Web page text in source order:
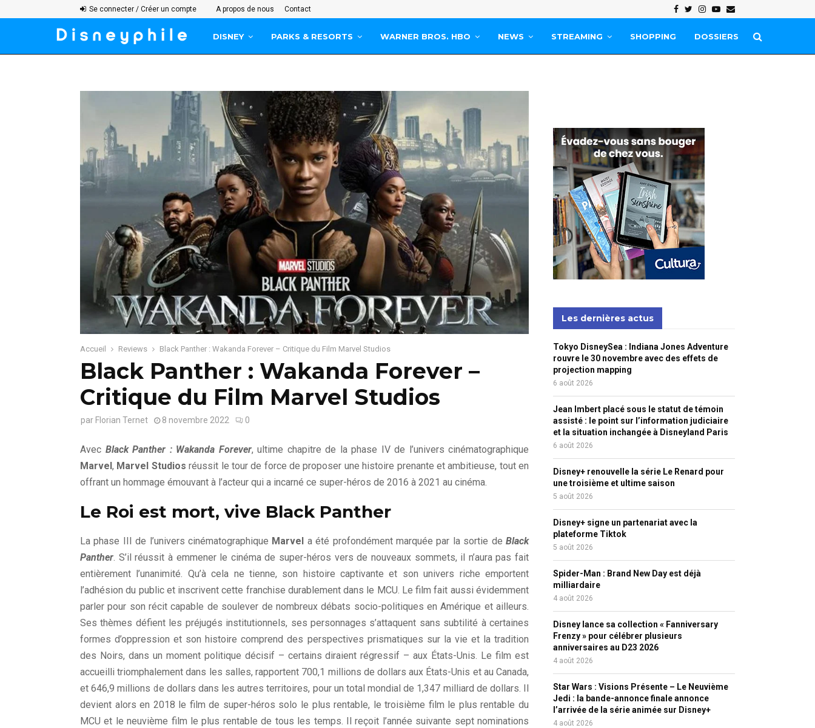
Se connecter / Créer un compte A propos de nous Contact Facebook
Twitter
Instagram
Youtube
Email
DISNEY PARKS & RESORTS WARNER BROS. HBO NEWS STREAMING SHOPPING DOSSIERS
Accueil Reviews Black Panther : Wakanda Forever – Critique du Film Marvel Studios
Black Panther : Wakanda Forever –
Critique du Film Marvel Studios
par Florian Ternet 8 novembre 2022 0
Avec Black Panther : Wakanda Forever, ultime chapitre de la phase IV de l’univers cinématographique
Marvel, Marvel Studios réussit le tour de force de proposer une histoire prenante et ambitieuse, tout en
offrant un hommage émouvant à l’acteur qui a incarné ce super-héros de 2016 à 2021 au cinéma.
Le Roi est mort, vive Black Panther
La phase III de l’univers cinématographique Marvel a été profondément marquée par la sortie de Black
Panther. S’il réussit à emmener le cinéma de super-héros vers de nouveaux sommets, il n’aura pas fait
entièrement l’unanimité. Qu’à cela ne tienne, son histoire captivante et son univers riche emportent
l’adhésion du public et inscrivent cette franchise durablement dans le MCU. Le film fait aussi évidemment
parler pour son récit capable de soulever de nombreux débats socio-politiques en Amérique et ailleurs.
Ses thèmes défient les préjugés institutionnels, ses personnages s’attaquent sans subtilité à certaines
formes d’oppression et son histoire comprend des perspectives prismatiques sur la vie et la tradition
des Noirs, dans un moment politique décisif – certains diraient régressif – aux États-Unis. Le film est
accueilli triomphalement dans les salles, rapportent 700,1 millions de dollars aux États-Unis et au Canada,
et 646,9 millions de dollars dans les autres territoires, pour un total mondial de 1,347 milliard de dollars. Il
devient alors en 2018 le film de super-héros solo le plus rentable, le troisième film le plus rentable du
MCU et le neuvième film le plus rentable de tous les temps. Il reçoit l’année suivante sept nominations
Les dernières actus
Tokyo DisneySea : Indiana Jones Adventure
rouvre le 30 novembre avec des effets de
projection mapping
6 août 2026
Jean Imbert placé sous le statut de témoin
assisté : le point sur l’information judiciaire
et la situation inchangée à Disneyland Paris
6 août 2026
Disney+ renouvelle la série Le Renard pour
une troisième et ultime saison
5 août 2026
Disney+ signe un partenariat avec la
plateforme Tiktok
5 août 2026
Spider-Man : Brand New Day est déjà
milliardaire
4 août 2026
Disney lance sa collection « Fanniversary
Frenzy » pour célébrer plusieurs
anniversaires au D23 2026
4 août 2026
Star Wars : Visions Présente – Le Neuvième
Jedi : la bande-annonce finale annonce
l’arrivée de la série animée sur Disney+
4 août 2026